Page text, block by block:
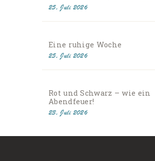
25. Juli 2026
Eine ruhige Woche
25. Juli 2026
Rot und Schwarz – wie ein
Abendfeuer!
23. Juli 2026